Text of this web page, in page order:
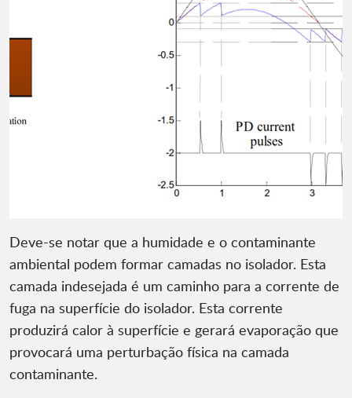
Deve-se notar que a humidade e o contaminante
ambiental podem formar camadas no isolador. Esta
camada indesejada é um caminho para a corrente de
fuga na superfície do isolador. Esta corrente
produzirá calor à superfície e gerará evaporação que
provocará uma perturbação física na camada
contaminante.